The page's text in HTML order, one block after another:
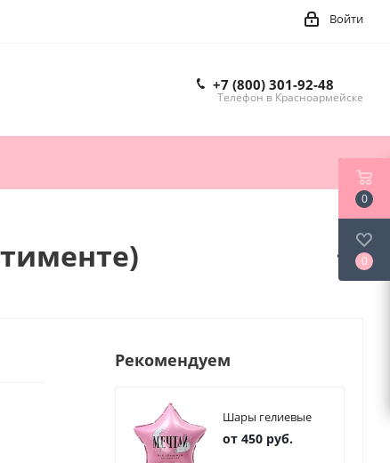
Войти
+7 (800) 301-92-48
Телефон в Красноармейске
Рекомендуем
Шары гелиевые
от 450 руб.
0
0